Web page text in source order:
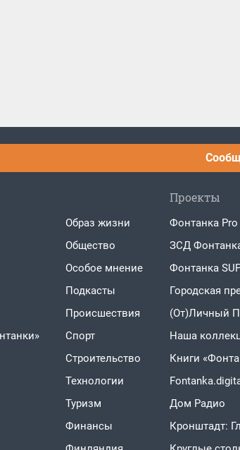
Образ жизни
Общество
Особое мнение
Подкасты
Проиcшествия
Спорт
Строительство
Технологии
Туризм
Финансы
Проекты
Фонтанка Pro
ЗСД
Фонтанка
Городская
(От)Личный
Наша
Книги
Дом Радио
Кронштадт: